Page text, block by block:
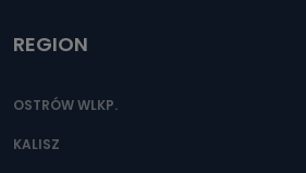
REGION
OSTRÓW WLKP.
KALISZ